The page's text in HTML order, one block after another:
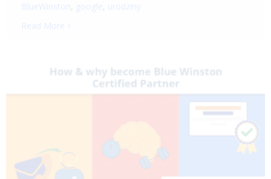
BlueWinston, google, urodziny
Read More